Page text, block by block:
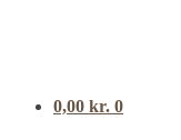
0,00 kr. 0